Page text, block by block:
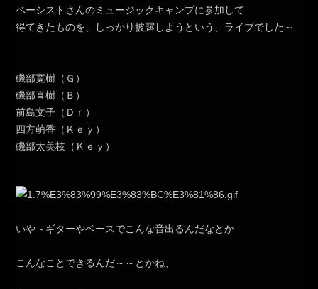
ベーシストさんのミュージックキャンプに参加して
得てきたものを、しっかり披露しようという、ライブでした～
磯部寛樹（Ｇ）
磯部直樹（Ｂ）
前島文子（Ｄｒ）
四方萌香（Ｋｅｙ）
磯部太美枝（Ｋｅｙ）
いや～ギターやベースでこんな音出るんだなとか
こんなことできるんだ～～とかね、